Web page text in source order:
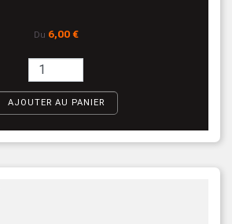
Du Prix
6,00 €
AJOUTER AU PANIER